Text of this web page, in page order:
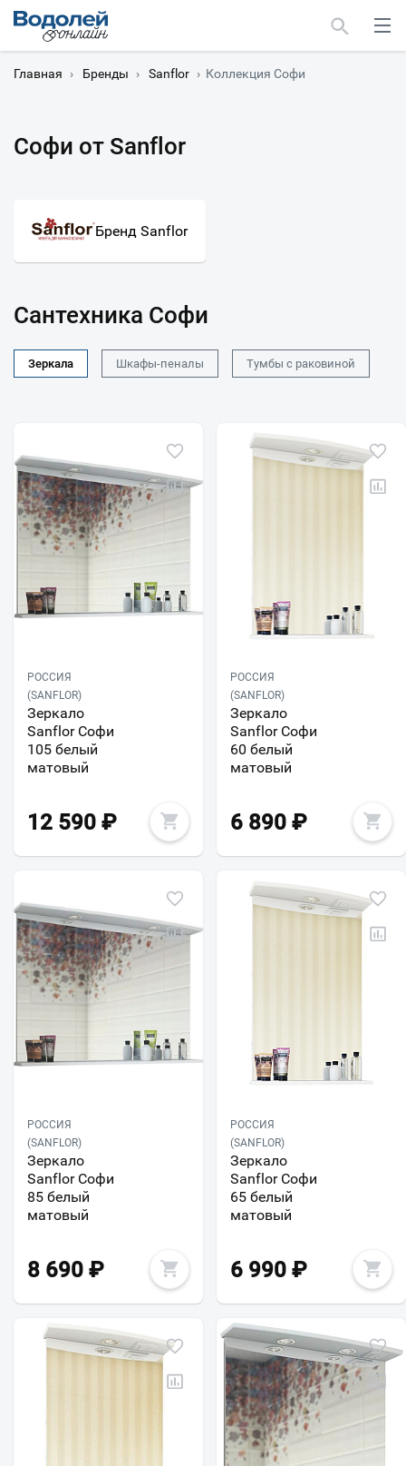
Главная › Бренды › Sanflor › Коллекция Софи
Софи от Sanflor
Бренд Sanflor
Сантехника Софи
Зеркала Шкафы-пеналы Тумбы с раковиной
РОССИЯ
(SANFLOR)
Зеркало
Sanflor Софи
105 белый
матовый
12 590 ₽
РОССИЯ
(SANFLOR)
Зеркало
Sanflor Софи
60 белый
матовый
6 890 ₽
РОССИЯ
(SANFLOR)
Зеркало
Sanflor Софи
85 белый
матовый
8 690 ₽
РОССИЯ
(SANFLOR)
Зеркало
Sanflor Софи
65 белый
матовый
6 990 ₽